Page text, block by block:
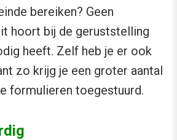
bereiken? Geen
hoort bij de geruststelling
heeft. Zelf heb je er ook
zo krijg je een groter aantal
formulieren toegestuurd.